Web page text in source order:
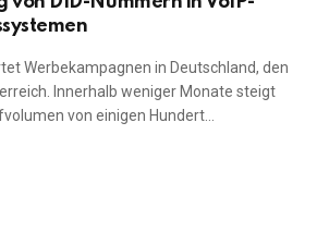
Werbekampagnen in Deutschland, den
Innerhalb weniger Monate steigt
von einigen Hundert…